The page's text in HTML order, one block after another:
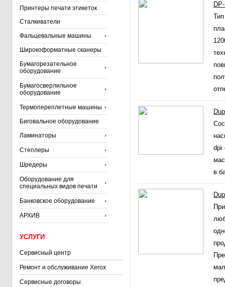
Принтеры печати этикеток
Сталкиватели
Фальцевальные машины
Широкоформатные сканеры
Бумагорезательное
оборудование
Бумагосверлильное
оборудование
Термопереплетные машины
Биговальное оборудование
Ламинаторы
Степлеры
Шредеры
Оборудование для
специальных видов печати
Банковское оборудование
АРХИВ
УСЛУГИ
Сервисный центр
Ремонт и обслуживание Xerox
Сервисные договоры
dpi
в